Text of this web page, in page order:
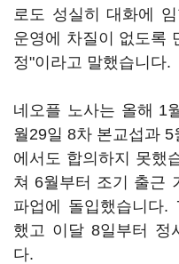
로도 성실히 대화에
운영에 차질이 없도록
정"이라고 말했습니다.
네오플 노사는 올해 1
월29일 8차 본교섭과
에서도 합의하지 못했
쳐 6월부터 조기 출근
파업에 돌입했습니다.
했고 이달 8일부터 정
다.